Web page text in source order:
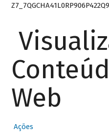
Web
Ações